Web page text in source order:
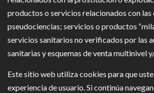
productos o servicios relacionados con las
pseudociencias; servicios o productos
servicios sanitarios no verificados por las
sanitarias y esquemas de venta multinivel
Este sitio web utiliza cookies para que
experiencia de usuario. Si continúa